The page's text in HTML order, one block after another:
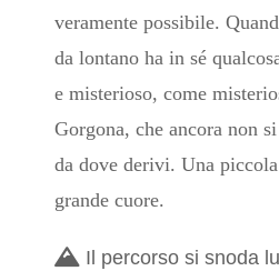
veramente possibile.
da lontano ha in sé
e misterioso, come
Gorgona, che ancora non
da dove derivi. Una
grande cuore.
Il percorso si snoda